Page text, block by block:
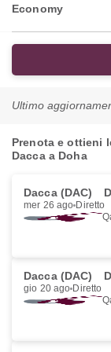
Economy
Ultimo
Prenota e ottieni
Dacca a Doha
Dacca (DAC)
mer 26 ago Diretto
Dacca (DAC)
gio 20 ago Diretto